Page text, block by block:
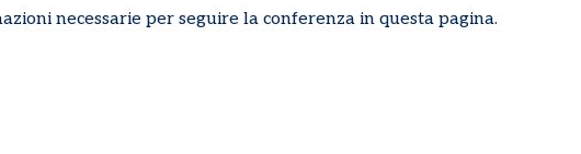
necessarie per seguire la conferenza in questa pagina.